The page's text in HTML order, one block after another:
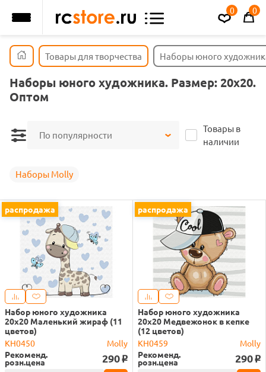
0 0
Товары для творчества Наборы юного
Наборы юного художника. Размер: 20х20.
Оптом
По популярности
Товары в
наличии
Наборы Molly
распродажа
Набор юного художника
20х20 Маленький жираф (11
цветов)
KH0450
Molly
Рекоменд.
розн.цена 290 o
распродажа
Набор юного художника
20х20 Медвежонок в кепке
(12 цветов)
KH0459
Molly
Рекоменд.
розн.цена 290 o